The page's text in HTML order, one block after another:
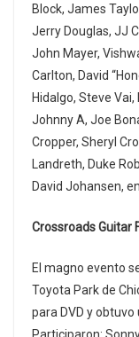
Block, James
Jerry Douglas, JJ
John Mayer,
Carlton, David
Hidalgo, Steve
Johnny A, Joe
Cropper, Sheryl
Landreth, Duke
David Johansen,
Crossroads Guitar
El magno evento
Toyota Park de
para DVD y
Participaron: